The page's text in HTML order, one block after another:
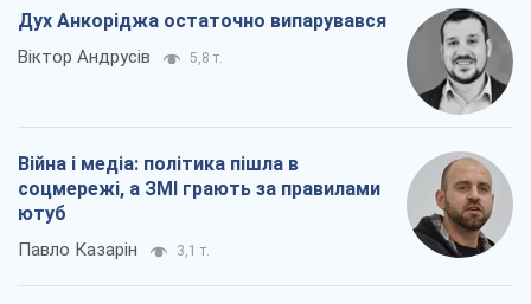
Дух Анкоріджа остаточно випарувався
Віктор Андрусів 5,8 т.
Війна і медіа: політика пішла в
соцмережі, а ЗМІ грають за правилами
ютуб
Павло Казарін 3,1 т.